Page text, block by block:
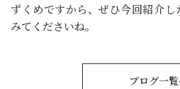
ずくめですから、ぜひ今回紹介
みてくださいね。
ブログ一